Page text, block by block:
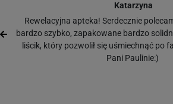
Katarzyna
Rewelacyjna apteka! Serdecznie
bardzo szybko, zapakowane bardzo
liścik, który pozwolił się uśmiechnąć po
Pani Paulinie:)